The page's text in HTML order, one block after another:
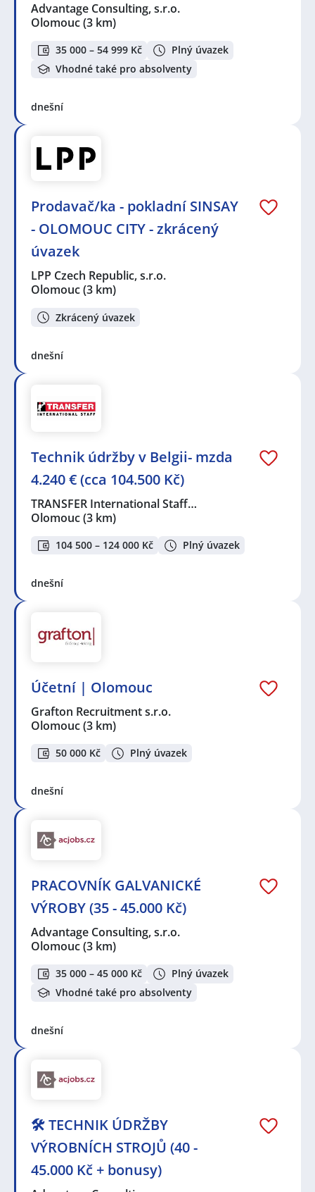
Advantage Consulting, s.r.o.
Olomouc(3 km)
35 000 – 54 999 Kč
Plný úvazek
Vhodné také pro absolventy
dnešní
Prodavač/ka - pokladní SINSAY
- OLOMOUC CITY - zkrácený
úvazek
LPP Czech Republic, s.r.o.
Olomouc(3 km)
Zkrácený úvazek
dnešní
Technik údržby v Belgii- mzda
4.240 € (cca 104.500 Kč)
TRANSFER International Staff…
Olomouc(3 km)
104 500 – 124 000 Kč Plný úvazek
dnešní
Účetní | Olomouc
Grafton Recruitment s.r.o.
Olomouc(3 km)
50 000 Kč Plný úvazek
dnešní
PRACOVNÍK GALVANICKÉ
VÝROBY (35 - 45.000 Kč)
Advantage Consulting, s.r.o.
Olomouc(3 km)
35 000 – 45 000 Kč
Plný úvazek
Vhodné také pro absolventy
dnešní
🛠️ TECHNIK ÚDRŽBY
VÝROBNÍCH STROJŮ (40 -
45.000 Kč + bonusy)